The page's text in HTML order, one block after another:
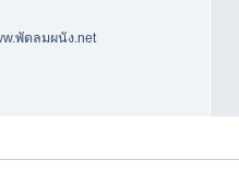
พัดลมผนัง.net